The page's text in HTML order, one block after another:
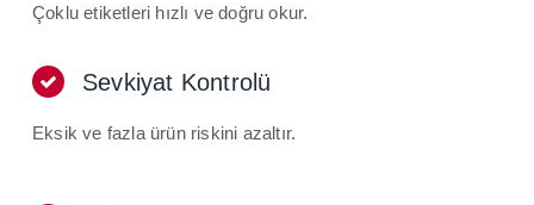
Çoklu etiketleri hızlı ve doğru okur.
Sevkiyat Kontrolü
Eksik ve fazla ürün riskini azaltır.